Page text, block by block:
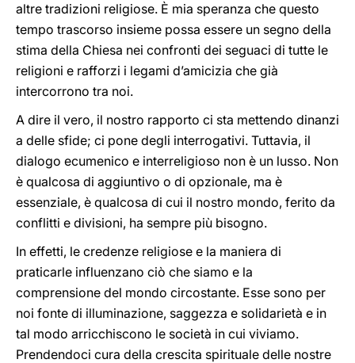
altre tradizioni religiose. È mia speranza che questo
tempo trascorso insieme possa essere un segno della
stima della Chiesa nei confronti dei seguaci di tutte le
religioni e rafforzi i legami d’amicizia che già
intercorrono tra noi.
A dire il vero, il nostro rapporto ci sta mettendo dinanzi
a delle sfide; ci pone degli interrogativi. Tuttavia, il
dialogo ecumenico e interreligioso non è un lusso. Non
è qualcosa di aggiuntivo o di opzionale, ma è
essenziale, è qualcosa di cui il nostro mondo, ferito da
conflitti e divisioni, ha sempre più bisogno.
In effetti, le credenze religiose e la maniera di
praticarle influenzano ciò che siamo e la
comprensione del mondo circostante. Esse sono per
noi fonte di illuminazione, saggezza e solidarietà e in
tal modo arricchiscono le società in cui viviamo.
Prendendoci cura della crescita spirituale delle nostre